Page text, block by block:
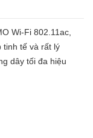
Wi-Fi 802.11ac,
tinh tế và rất lý
dây tối đa hiệu